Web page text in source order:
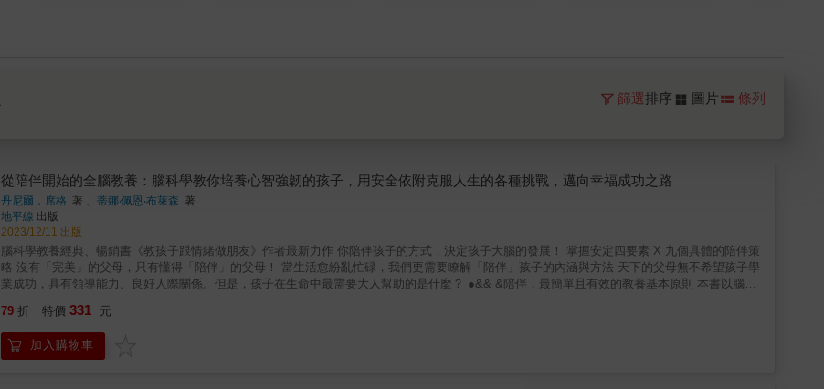
篩選排序 圖片 條列
從陪伴開始的全腦教養：腦科學教你培養心智強韌的孩子，用安全依附克服人生的各種挑戰，邁向幸福成功之路
丹尼爾．席格 著 、蒂娜‧佩恩‧布萊森 著
地平線 出版
2023/12/11 出版
腦科學教養經典、暢銷書《教孩子跟情緒做朋友》作者最新力作 你陪伴孩子的方式，決定孩子大腦的發展！ 掌握安定四要素 X 九個具體的陪伴策
略 沒有「完美」的父母，只有懂得「陪伴」的父母！ 當生活愈紛亂忙碌，我們更需要瞭解「陪伴」孩子的內涵與方法 天下的父母無不希望孩子學
業成功，具有領導能力、良好人際關係。但是，孩子在生命中最需要大人幫助的是什麼？ ●&& &陪伴，最簡單且有效的教養基本原則 本書以腦科
受忙碌的工作行程和數位科技生活干擾，教養孩子也變成格外有挑戰的任務。丹尼爾‧席格醫生和蒂娜‧佩恩‧布萊森博士指出，長期的兒童發展研究
與最新腦科學成果都證明，孩子得到可靠且合乎期待的照顧，就能保有面對逆境的韌性。此外，陪伴還可以優化孩子的自我意識、人際關係品質、
學業及職業成就。 ●&& &讓孩子擁有安全依附 父母和孩子的互動關係，會形塑孩子腦部的生理結構，進而影響他的心智運作。作者清楚說明親子
79 折 特價 331 元
加入購物車